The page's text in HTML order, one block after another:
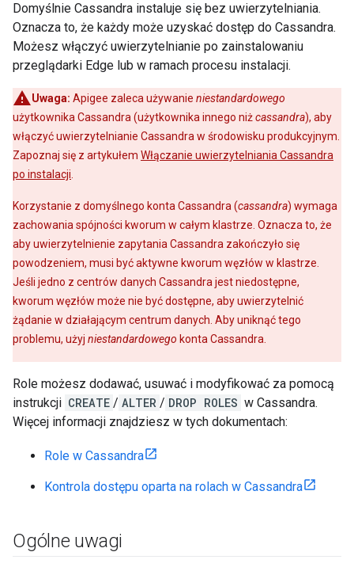
Domyślnie Cassandra instaluje się bez uwierzytelniania.
Oznacza to, że każdy może uzyskać dostęp do Cassandra.
Możesz włączyć uwierzytelnianie po zainstalowaniu
przeglądarki Edge lub w ramach procesu instalacji.
Uwaga: Apigee zaleca używanie niestandardowego
użytkownika Cassandra (użytkownika innego niżcassandra), aby
włączyć uwierzytelnianie Cassandra w środowisku produkcyjnym.
Zapoznaj się z artykułem Włączanie uwierzytelniania Cassandra
po instalacji
Korzystanie z domyślnego konta Cassandra (cassandra) wymaga
zachowania spójności kworum w całym klastrze. Oznacza to, że
aby uwierzytelnienie zapytania Cassandra zakończyło się
powodzeniem, musi być aktywne kworum węzłów w klastrze.
Jeśli jedno z centrów danych Cassandra jest niedostępne,
kworum węzłów może nie być dostępne, aby uwierzytelnić
żądanie w działającym centrum danych. Aby uniknąć tego
problemu, użyj niestandardowego konta Cassandra.
Role możesz dodawać, usuwać i modyfikować za pomocą
instrukcji CREATE / ALTER / DROP ROLES w Cassandra.
Więcej informacji znajdziesz w tych dokumentach:
Role w Cassandra
Kontrola dostępu oparta na rolach w Cassandra
Ogólne uwagi